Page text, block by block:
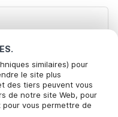
similaires) pour
le site plus
des tiers peuvent vous
de notre site Web, pour
vous permettre de
offres de Belvilla. Vous
à l'avenir